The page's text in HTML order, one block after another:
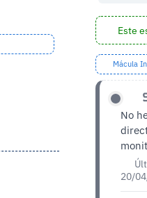
Este
Mácula
No
20/